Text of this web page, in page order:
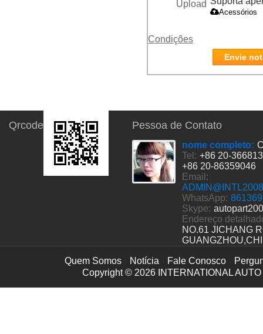
Upload
Acessórios
Condições
Envie
Qrcode Pessoa de Contato
nome completo:
Tel: +86 20-
+86 20-86359046
Email:
WhatsApp:
Skype:
Endereço
NO.61 JICHANG
Quem Somos Notícia Fale Conosco
Copyright © 2026 INTERNATIONAL